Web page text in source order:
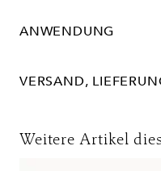
ANWENDUNG
VERSAND,
DHL
Weitere Artikel